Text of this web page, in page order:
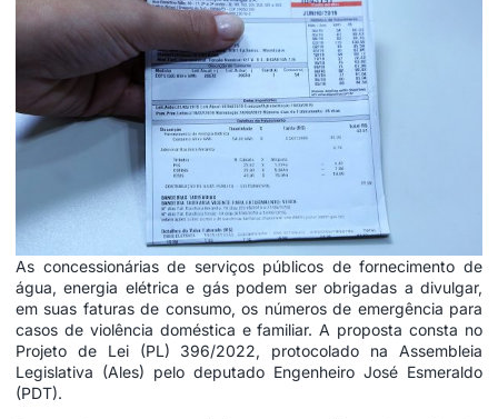
As concessionárias de serviços públicos de fornecimento de
água, energia elétrica e gás podem ser obrigadas a divulgar,
em suas faturas de consumo, os números de emergência para
casos de violência doméstica e familiar. A proposta consta no
Projeto de Lei (PL) 396/2022, protocolado na Assembleia
Legislativa (Ales) pelo deputado Engenheiro José Esmeraldo
(PDT).